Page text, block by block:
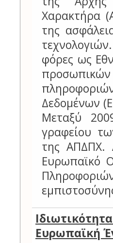
Χαρακτήρα
της
φόρες ως
Δεδομένων
Μεταξύ
γραφείου
της ΑΠΔΠΧ.
Ευρωπαϊκό
Ευρωπαϊκή